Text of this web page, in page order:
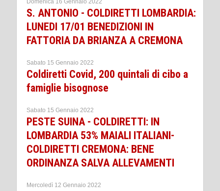
Domenica 16 Gennaio 2022
S. ANTONIO - COLDIRETTI LOMBARDIA:
LUNEDI 17/01 BENEDIZIONI IN
FATTORIA DA BRIANZA A CREMONA
Sabato 15 Gennaio 2022
Coldiretti Covid, 200 quintali di cibo a
famiglie bisognose
Sabato 15 Gennaio 2022
PESTE SUINA - COLDIRETTI: IN
LOMBARDIA 53% MAIALI ITALIANI-
COLDIRETTI CREMONA: BENE
ORDINANZA SALVA ALLEVAMENTI
Mercoledì 12 Gennaio 2022